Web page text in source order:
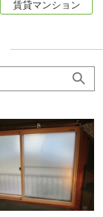
賃貸マンション